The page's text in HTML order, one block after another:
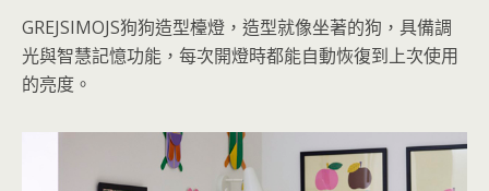
GREJSIMOJS狗狗造型檯燈，造型就像坐著的狗，具備調
光與智慧記憶功能，每次開燈時都能自動恢復到上次使用
的亮度。